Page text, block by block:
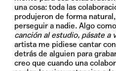
una cosa: toda las
produjeron de forma
perseguir a nadie. Algo
canción al estudio, pásate a
artista me pidiese cantar
detrás de alguien para
creo que cuando una